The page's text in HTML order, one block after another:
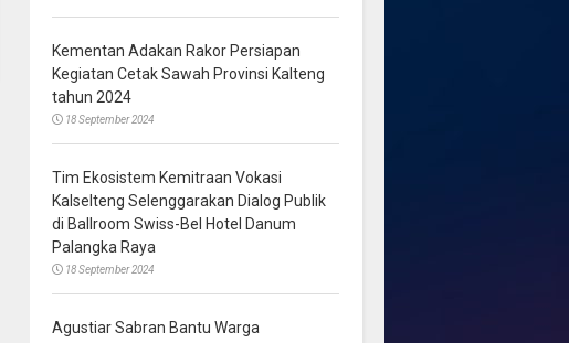
Kementan Adakan Rakor Persiapan
Kegiatan Cetak Sawah Provinsi Kalteng
tahun 2024
18 September 2024
Tim Ekosistem Kemitraan Vokasi
Kalselteng Selenggarakan Dialog Publik
di Ballroom Swiss-Bel Hotel Danum
Palangka Raya
18 September 2024
Agustiar Sabran Bantu Warga